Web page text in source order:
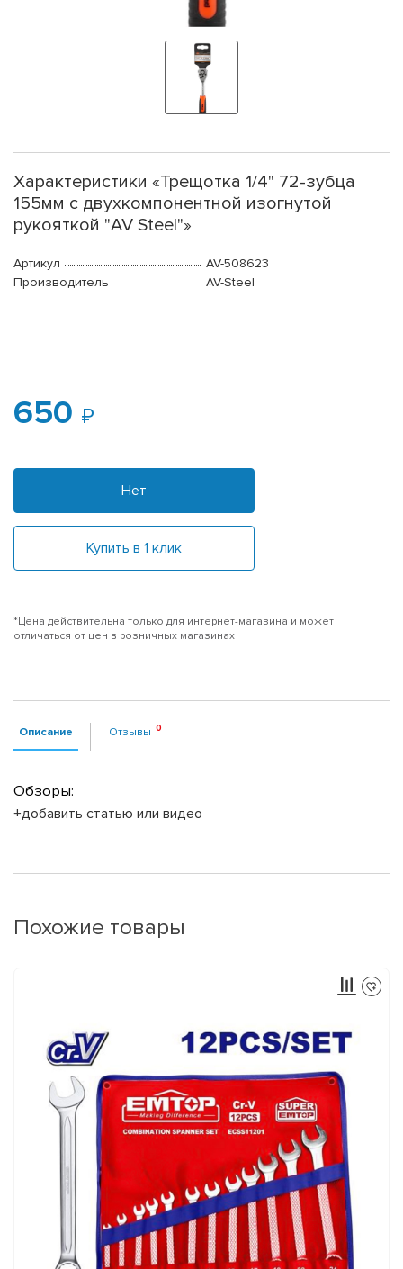
Характеристики «Трещотка 1/4" 72-зубца
155мм с двухкомпонентной изогнутой
рукояткой "AV Steel"»
Артикул
AV-508623
Производитель
AV-Steel
650
Нет
Купить в 1 клик
*Цена действительна только для интернет-магазина и может
отличаться от цен в розничных магазинах
Описание Отзывы
Обзоры:
+добавить статью или видео
Похожие товары